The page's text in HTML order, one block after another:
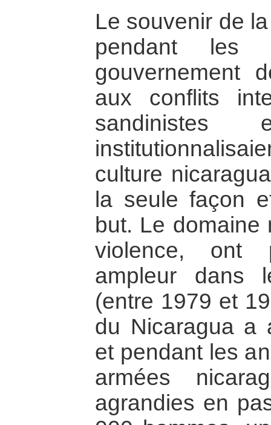
Le souvenir de
pendant les
gouvernement
aux conflits
culture
la seule façon
but. Le domaine
violence, ont
ampleur dans
(entre 1979 et
du Nicaragua a
et pendant les
armées
agrandies en